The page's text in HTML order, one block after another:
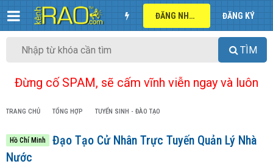
ĐĂNG NHẬP ĐĂNG KÝ
TÌM
Đừng cố SPAM, sẽ cấm vĩnh viễn ngay và luôn
TRANG CHỦ TỔNG HỢP TUYỂN SINH - ĐÀO TẠO
Hồ Chí Minh
Đạo Tạo Cử Nhân Trực Tuyến Quản Lý Nhà
Nước